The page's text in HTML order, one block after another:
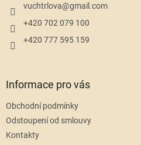
vuchtrlova@gmail.com
+420 702 079 100
+420 777 595 159
Informace pro vás
Obchodní podmínky
Odstoupení od smlouvy
Kontakty